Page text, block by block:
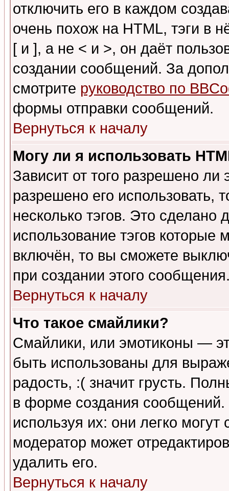
отключить его в каждом
очень похож на HTML, тэги в
[ и ], а не < и >, он даёт
создании сообщений. За
смотрите руководство по
формы отправки сообщений.
Вернуться к началу
Могу ли я использовать
Зависит от того разрешено
разрешено его использовать,
несколько тэгов. Это сделано
использование тэгов
включён, то вы сможете
при создании этого
Вернуться к началу
Что такое смайлики?
Смайлики, или эмотиконы —
быть использованы для
радость, :( значит грусть.
в форме создания сообщений.
используя их: они легко
модератор может
удалить его.
Вернуться к началу